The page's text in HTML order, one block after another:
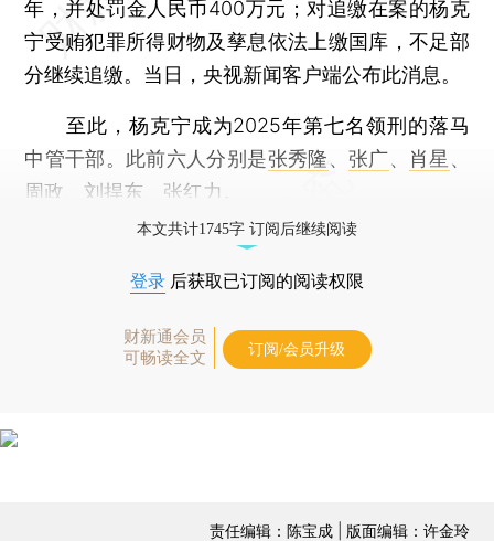
年，并处罚金人民币400万元；对追缴在案的杨克
宁受贿犯罪所得财物及孳息依法上缴国库，不足部
分继续追缴。当日，央视新闻客户端公布此消息。
至此，杨克宁成为2025年第七名领刑的落马
中管干部。此前六人分别是张秀隆、 张广、 肖星 、
周政
刘捍东 张红力
本文共计1745字 订阅后继续阅读
登录 后获取已订阅的阅读权限
财新通会员
可畅读全文
订阅/会员升级
责任编辑：陈宝成 | 版面编辑：许金玲